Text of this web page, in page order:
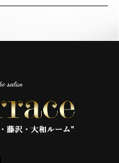
スクをお持ちくださ